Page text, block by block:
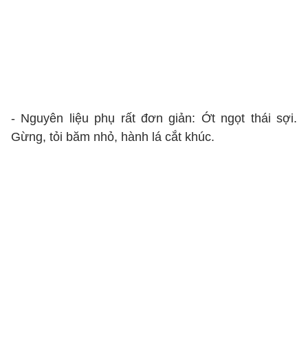
- Nguyên liệu phụ rất đơn giản: Ớt ngọt thái sợi.
Gừng, tỏi băm nhỏ, hành lá cắt khúc.